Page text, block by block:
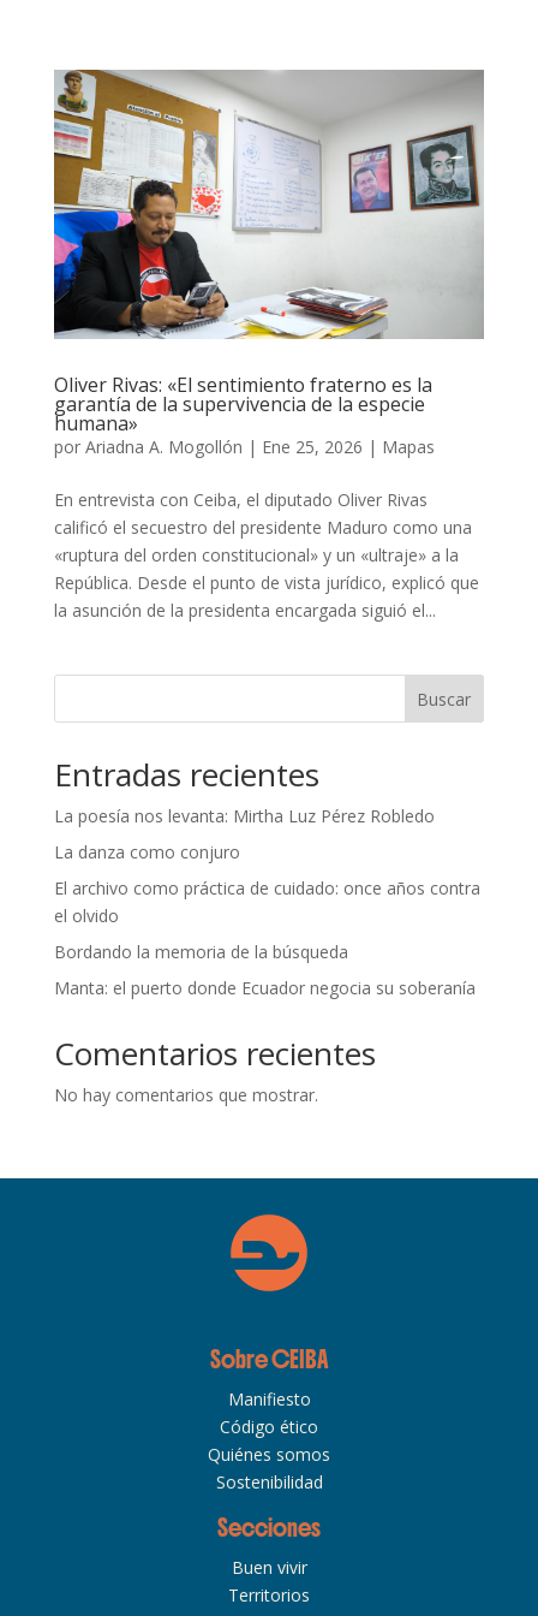
Oliver Rivas: «El sentimiento fraterno es la
garantía de la supervivencia de la especie
humana»
por Ariadna A. Mogollón | Ene 25, 2026 | Mapas
En entrevista con Ceiba, el diputado Oliver Rivas
calificó el secuestro del presidente Maduro como una
«ruptura del orden constitucional» y un «ultraje» a la
República. Desde el punto de vista jurídico, explicó que
la asunción de la presidenta encargada siguió el...
Buscar
Entradas recientes
La poesía nos levanta: Mirtha Luz Pérez Robledo
La danza como conjuro
El archivo como práctica de cuidado: once años contra
el olvido
Bordando la memoria de la búsqueda
Manta: el puerto donde Ecuador negocia su soberanía
Comentarios recientes
No hay comentarios que mostrar.
Sobre CEIBA
Manifiesto
Código ético
Quiénes somos
Sostenibilidad
Secciones
Buen vivir
Territorios